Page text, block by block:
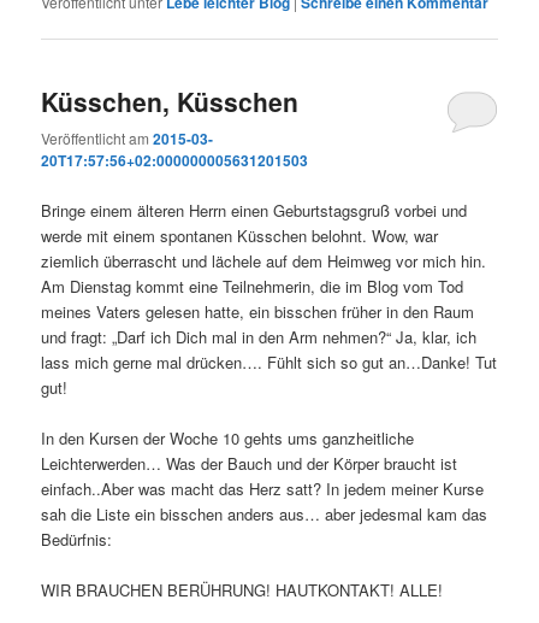
Küsschen, Küsschen
Veröffentlicht am2015-03-
20T17:57:56+02:000000005631201503
Bringe einem älteren Herrn einen Geburtstagsgruß vorbei und
werde mit einem spontanen Küsschen belohnt. Wow, war
ziemlich überrascht und lächele auf dem Heimweg vor mich hin.
Am Dienstag kommt eine Teilnehmerin, die im Blog vom Tod
meines Vaters gelesen hatte, ein bisschen früher in den Raum
und fragt: „Darf ich Dich mal in den Arm nehmen?“ Ja, klar, ich
lass mich gerne mal drücken…. Fühlt sich so gut an…Danke! Tut
gut!
In den Kursen der Woche 10 gehts ums ganzheitliche
Leichterwerden… Was der Bauch und der Körper braucht ist
einfach..Aber was macht das Herz satt? In jedem meiner Kurse
sah die Liste ein bisschen anders aus… aber jedesmal kam das
Bedürfnis:
WIR BRAUCHEN BERÜHRUNG! HAUTKONTAKT! ALLE!